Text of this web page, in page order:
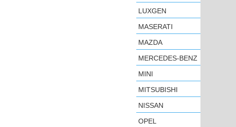
LUXGEN
MASERATI
MAZDA
MERCEDES-BENZ
MINI
MITSUBISHI
NISSAN
OPEL